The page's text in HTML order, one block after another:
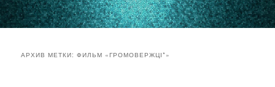
АРХИВ МЕТКИ:ФИЛЬМ «ГРОМОВЕРЖЦІ*»